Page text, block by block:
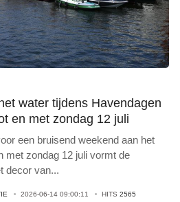
water tijdens Havendagen
en met zondag 12 juli
een bruisend weekend aan het
met zondag 12 juli vormt de
decor van...
2026-06-14 09:00:11 HITS 2565